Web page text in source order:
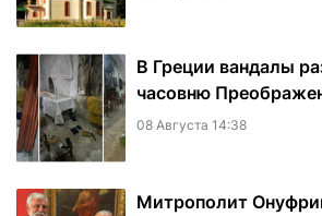
В Греции вандалы
часовню
08 Августа 14:38
Митрополит